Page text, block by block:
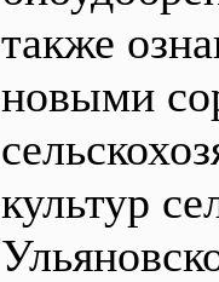
также
новыми
культур